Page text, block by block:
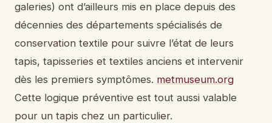
galeries) ont d’ailleurs mis en place depuis des
décennies des départements spécialisés de
conservation textile pour suivre l’état de leurs
tapis, tapisseries et textiles anciens et intervenir
dès les premiers symptômes. metmuseum.org
Cette logique préventive est tout aussi valable
pour un tapis chez un particulier.